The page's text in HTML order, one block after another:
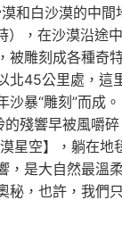
和白沙漠的中
，在沙漠沿途
雕刻成各種奇
45公里處，
暴“雕刻”而
殘響早被風嚼
星空】，躺在
是大自然最
，也許，我們